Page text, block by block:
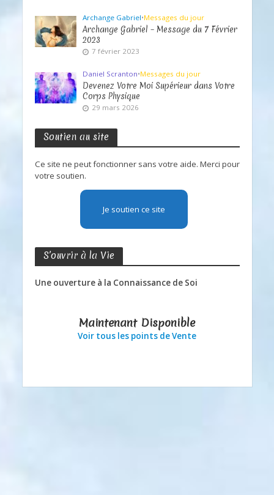
Archange Gabriel•Messages du jour
Archange Gabriel – Message du 7 Février
2023
7 février 2023
Daniel Scranton•Messages du jour
Devenez Votre Moi Supérieur dans Votre
Corps Physique
29 mars 2026
Soutien au site
Ce site ne peut fonctionner sans votre aide. Merci pour
votre soutien.
Je soutien ce site
S’ouvrir à la Vie
Une ouverture à la Connaissance de Soi
Maintenant Disponible
Voir tous les points de Vente